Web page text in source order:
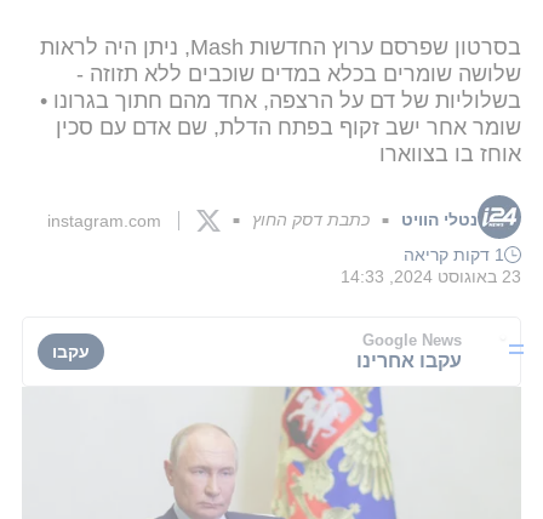
בסרטון שפרסם ערוץ החדשות Mash, ניתן היה לראות
שלושה שומרים בכלא במדים שוכבים ללא תזוזה -
בשלוליות של דם על הרצפה, אחד מהם חתוך בגרונו •
שומר אחר ישב זקוף בפתח הדלת, שם אדם עם סכין
אוחז בו בצווארו
נטלי הוויט ■ כתבת דסק החוץ ■
instagram.com
1 דקות קריאה
23 באוגוסט 2024, 14:33
Google News
עקבו אחרינו עקבו